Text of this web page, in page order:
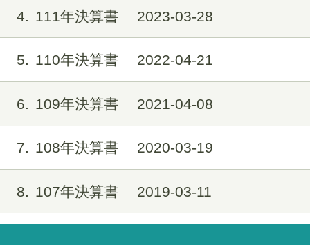
4 111年決算書 2023-03-28
5 110年決算書 2022-04-21
6 109年決算書 2021-04-08
7 108年決算書 2020-03-19
8 107年決算書 2019-03-11